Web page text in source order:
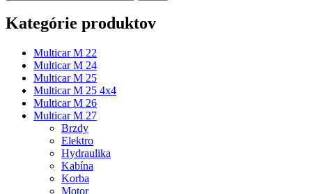
Kategórie produktov
Multicar M 22
Multicar M 24
Multicar M 25
Multicar M 25 4x4
Multicar M 26
Multicar M 27
Brzdy
Elektro
Hydraulika
Kabína
Korba
Motor